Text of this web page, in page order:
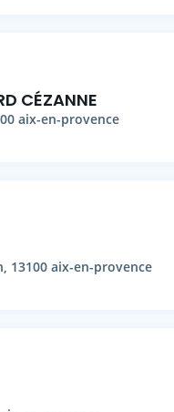
CÉZANNE
aix-en-provence
, 13100 aix-en-provence